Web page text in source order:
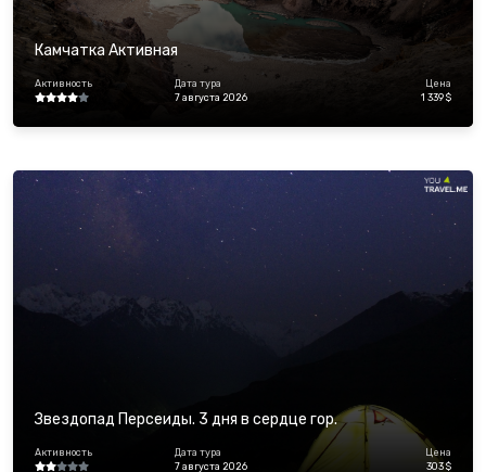
Камчатка Активная
Активность
Дата тура
7 августа 2026
Цена
1 339 $
Звездопад Персеиды. 3 дня в сердце гор.
Активность
Дата тура
7 августа 2026
Цена
303 $